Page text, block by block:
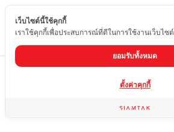
TH
กระเบื้องลายหินอ่อน
เว็บไซต์นี้ใช้คุกกี้
เราใช้คุกกี้เพื่อประสบการณ์ที่ดีในการใช้งานเว็บไซต์
ยอมรับทั้งหมด
ตั้งค่าคุกกี้